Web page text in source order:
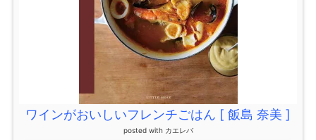
ワインがおいしいフレンチごはん [ 飯島 奈美 ]
posted with カエレバ